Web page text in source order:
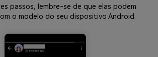
passos, lembre-se de que elas podem
o modelo do seu dispositivo Android.